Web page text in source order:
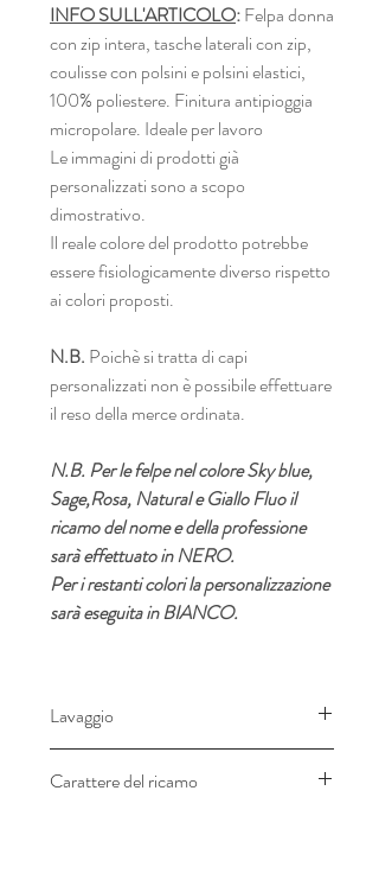
INFO SULL'ARTICOLO:Felpa donna
con zip intera, tasche laterali con zip,
coulisse con polsini e polsini elastici,
100% poliestere. Finitura antipioggia
micropolare. Ideale per lavoro
Le immagini di prodotti già
personalizzati sono a scopo
dimostrativo.
Il reale colore del prodotto potrebbe
essere fisiologicamente diverso rispetto
ai colori proposti.
N.B. Poichè si tratta di capi
personalizzati non è possibile effettuare
il reso della merce ordinata.
N.B. Per le felpe nel colore Sky blue,
Sage,Rosa, Natural e Giallo Fluo il
ricamo del nome e della professione
sarà effettuato in NERO.
Per i restanti colori la personalizzazione
sarà eseguita in BIANCO.
Lavaggio
Carattere del ricamo